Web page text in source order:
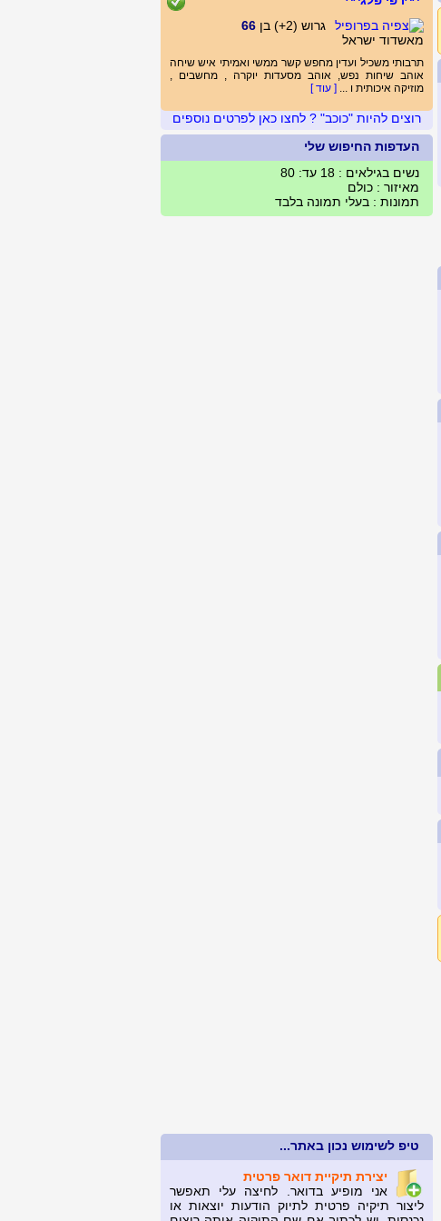
גרוש (2+) בן
66
מאשדוד ישראל
תרבותי משכיל ועדין מחפש קשר ממשי ואמיתי איש שיחה
אוהב שיחות נפש, אוהב מסעדות יוקרה , מחשבים ,
מוזיקה איכותית ו ... [ עוד ]
רוצים להיות "כוכב" ? לחצו כאן לפרטים נוספים
העדפות החיפוש שלי
נשים בגילאים : 18 עד: 80
מאיזור : כולם
תמונות : בעלי תמונה בלבד
טיפ לשימוש נכון באתר...
יצירת תיקיית דואר פרטית
אני מופיע בדואר. לחיצה עלי תאפשר
ליצור תיקיה פרטית לתיוק הודעות יוצאות או